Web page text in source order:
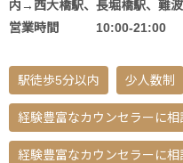
内→西大橋駅、長堀橋駅、難
営業時間 10:00-21:00
駅徒歩5分以内 少人数制
経験豊富なカウンセラーに相
経験豊富なカウンセラーに相